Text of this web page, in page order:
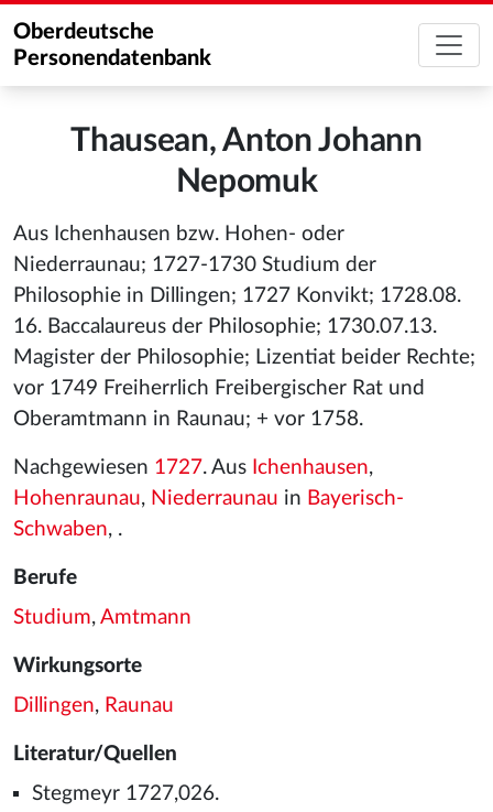
Oberdeutsche
Personendatenbank
Thausean, Anton Johann
Nepomuk
Aus Ichenhausen bzw. Hohen- oder
Niederraunau; 1727-1730 Studium der
Philosophie in Dillingen; 1727 Konvikt; 1728.08.
16. Baccalaureus der Philosophie; 1730.07.13.
Magister der Philosophie; Lizentiat beider Rechte;
vor 1749 Freiherrlich Freibergischer Rat und
Oberamtmann in Raunau; + vor 1758.
Nachgewiesen 1727. Aus Ichenhausen,
Hohenraunau, Niederraunau in Bayerisch-
Schwaben, .
Berufe
Studium, Amtmann
Wirkungsorte
Dillingen, Raunau
Literatur/Quellen
Stegmeyr 1727,026.